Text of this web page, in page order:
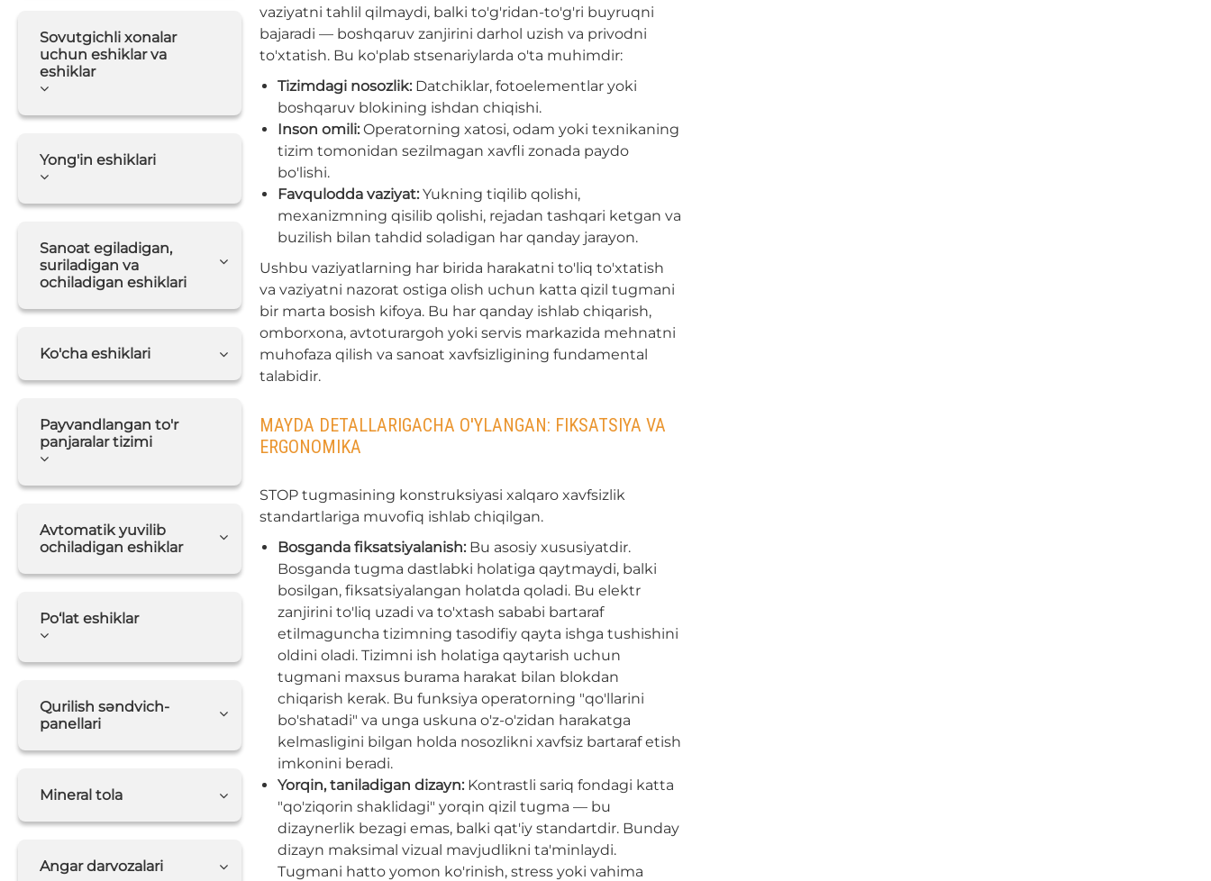
Sovutgichli xonalar
uchun eshiklar va
eshiklar
Yong'in eshiklari
Sanoat egiladigan,
suriladigan va
ochiladigan eshiklari
Ko'cha eshiklari
Payvandlangan to'r
panjaralar tizimi
Avtomatik yuvilib
ochiladigan eshiklar
Po‘lat eshiklar
Qurilish səndvich-
panellari
Mineral tola
Angar darvozalari
vaziyatni tahlil qilmaydi, balki to'g'ridan-to'g'ri buyruqni
bajaradi — boshqaruv zanjirini darhol uzish va privodni
to'xtatish. Bu ko'plab stsenariylarda o'ta muhimdir:
Tizimdagi nosozlik:Datchiklar, fotoelementlar yoki
boshqaruv blokining ishdan chiqishi.
Inson omili:Operatorning xatosi, odam yoki texnikaning
tizim tomonidan sezilmagan xavfli zonada paydo
bo'lishi.
Favqulodda vaziyat:Yukning tiqilib qolishi,
mexanizmning qisilib qolishi, rejadan tashqari ketgan va
buzilish bilan tahdid soladigan har qanday jarayon.
Ushbu vaziyatlarning har birida harakatni to'liq to'xtatish
va vaziyatni nazorat ostiga olish uchun katta qizil tugmani
bir marta bosish kifoya. Bu har qanday ishlab chiqarish,
omborxona, avtoturargoh yoki servis markazida mehnatni
muhofaza qilish va sanoat xavfsizligining fundamental
talabidir.
MAYDA DETALLARIGACHA O'YLANGAN: FIKSATSIYA VA
ERGONOMIKA
STOP tugmasining konstruksiyasi xalqaro xavfsizlik
standartlariga muvofiq ishlab chiqilgan.
Bosganda fiksatsiyalanish:Bu asosiy xususiyatdir.
Bosganda tugma dastlabki holatiga qaytmaydi, balki
bosilgan, fiksatsiyalangan holatda qoladi. Bu elektr
zanjirini to'liq uzadi va to'xtash sababi bartaraf
etilmaguncha tizimning tasodifiy qayta ishga tushishini
oldini oladi. Tizimni ish holatiga qaytarish uchun
tugmani maxsus burama harakat bilan blokdan
chiqarish kerak. Bu funksiya operatorning "qo'llarini
bo'shatadi" va unga uskuna o'z-o'zidan harakatga
kelmasligini bilgan holda nosozlikni xavfsiz bartaraf etish
imkonini beradi.
Yorqin, taniladigan dizayn:Kontrastli sariq fondagi katta
"qo'ziqorin shaklidagi" yorqin qizil tugma — bu
dizaynerlik bezagi emas, balki qat'iy standartdir. Bunday
dizayn maksimal vizual mavjudlikni ta'minlaydi.
Tugmani hatto yomon ko'rinish, stress yoki vahima